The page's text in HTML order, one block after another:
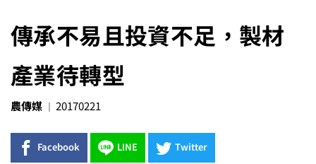
傳承不易且投資不足，製材
產業待轉型
農傳媒 20170221
Facebook LINE Twitter